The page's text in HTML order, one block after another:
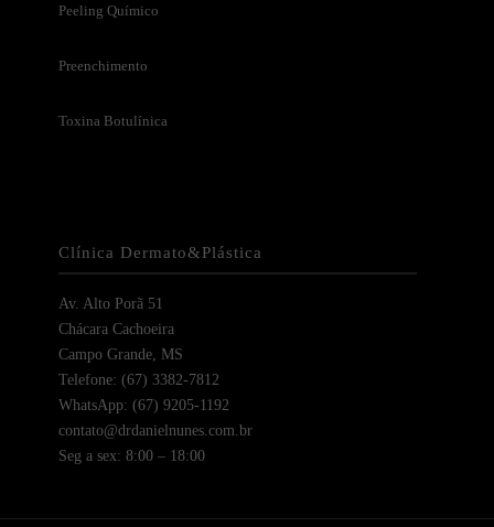
Peeling Químico
Preenchimento
Toxina Botulínica
Clínica Dermato&Plástica
Av. Alto Porã 51
Chácara Cachoeira
Campo Grande, MS
Telefone: (67) 3382-7812
WhatsApp: (67) 9205-1192
contato@drdanielnunes.com.br
Seg a sex: 8:00 – 18:00